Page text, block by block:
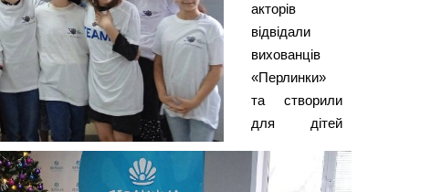
акторів
відвідали
вихованців
«Перлинки»
та створили
для дітей